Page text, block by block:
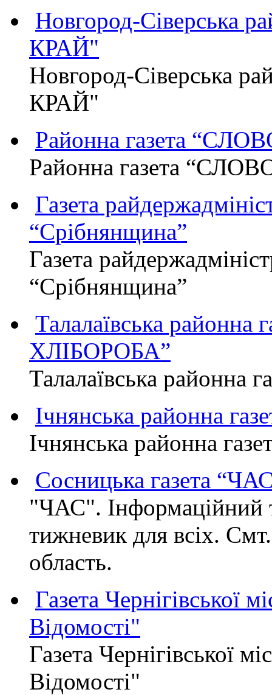
Новгород-Сіверська
КРАЙ"
Новгород-Сіверська
КРАЙ"
Районна газета
Районна газета
Газета
“Срібнянщина”
Газета
“Срібнянщина”
Талалаївська
ХЛІБОРОБА”
Талалаївська
Ічнянська районна
Ічнянська районна
Сосницька газета
"ЧАС". Інформаційний
тижневик для всіх.
область.
Газета Чернігівської
Відомості"
Газета Чернігівської
Відомості"